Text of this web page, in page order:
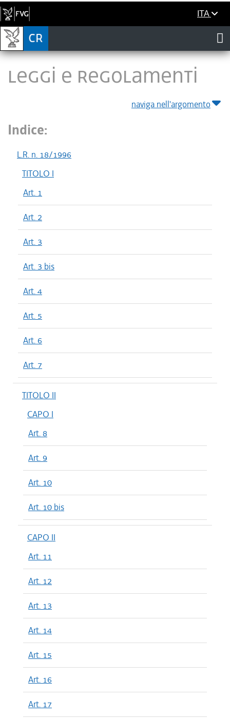
ITA
LEGGI E REGOLAMENTI
naviga nell'argomento
Indice:
L.R. n. 18/1996
TITOLO I
Art. 1
Art. 2
Art. 3
Art. 3 bis
Art. 4
Art. 5
Art. 6
Art. 7
TITOLO II
CAPO I
Art. 8
Art. 9
Art. 10
Art. 10 bis
CAPO II
Art. 11
Art. 12
Art. 13
Art. 14
Art. 15
Art. 16
Art. 17